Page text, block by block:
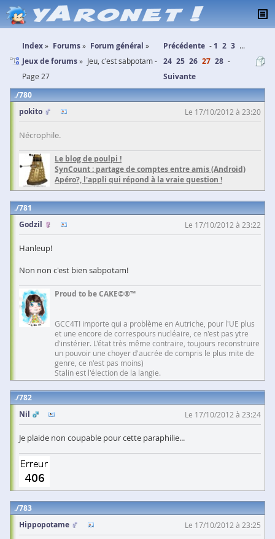
Index Forums
Forum général
Jeux de forums
Jeu, c'est sabpotam -
Page 27
Précédente 1 2 3 ...
24 25 26 27 28
Suivante
780
pokito
Le 17/10/2012 à 23:20
Nécrophile.
Le blog de poulpi !
SynCount : partage de comptes entre amis (Android)
Apéro?, l'appli qui répond à la vraie question !
781
Godzil
Le 17/10/2012 à 23:22
Hanleup!
Non non c'est bien sabpotam!
Proud to be CAKE©®™
GCC4TI importe qui a problème en Autriche, pour l'UE plus
et une encore de correspours nucléaire, ce n'est pas ytre
d'instérier. L'état très même contraire, toujours reconstruire
un pouvoir une choyer d'aucrée de compris le plus mite de
genre, ce n'est pas moins)
Stalin est l'élection de la langie.
782
Nil
Le 17/10/2012 à 23:24
Je plaide non coupable pour cette paraphilie...
783
Hippopotame
Le 17/10/2012 à 23:25